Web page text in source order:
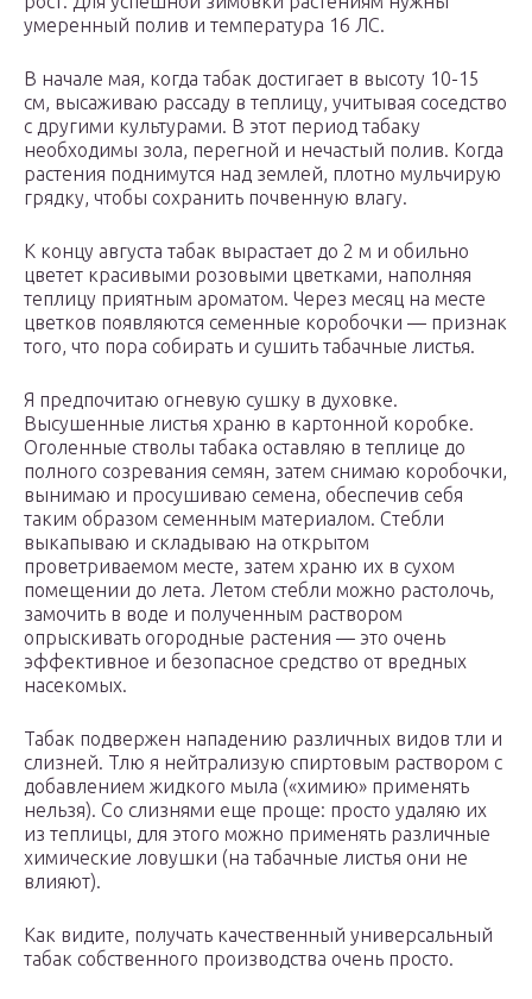
умеренный полив и температура 16 ЛС.
В начале мая, когда табак достигает в высоту 10-15
см, высаживаю рассаду в теплицу, учитывая соседство
с другими культурами. В этот период табаку
необходимы зола, перегной и нечастый полив. Когда
растения поднимутся над землей, плотно мульчирую
грядку, чтобы сохранить почвенную влагу.
К концу августа табак вырастает до 2 м и обильно
цветет красивыми розовыми цветками, наполняя
теплицу приятным ароматом. Через месяц на месте
цветков появляются семенные коробочки — признак
того, что пора собирать и сушить табачные листья.
Я предпочитаю огневую сушку в духовке.
Высушенные листья храню в картонной коробке.
Оголенные стволы табака оставляю в теплице до
полного созревания семян, затем снимаю коробочки,
вынимаю и просушиваю семена, обеспечив себя
таким образом семенным материалом. Стебли
выкапываю и складываю на открытом
проветриваемом месте, затем храню их в сухом
помещении до лета. Летом стебли можно растолочь,
замочить в воде и полученным раствором
опрыскивать огородные растения — это очень
эффективное и безопасное средство от вредных
насекомых.
Табак подвержен нападению различных видов тли и
слизней. Тлю я нейтрализую спиртовым раствором с
добавлением жидкого мыла («химию» применять
нельзя). Со слизнями еще проще: просто удаляю их
из теплицы, для этого можно применять различные
химические ловушки (на табачные листья они не
влияют).
Как видите, получать качественный универсальный
табак собственного производства очень просто.